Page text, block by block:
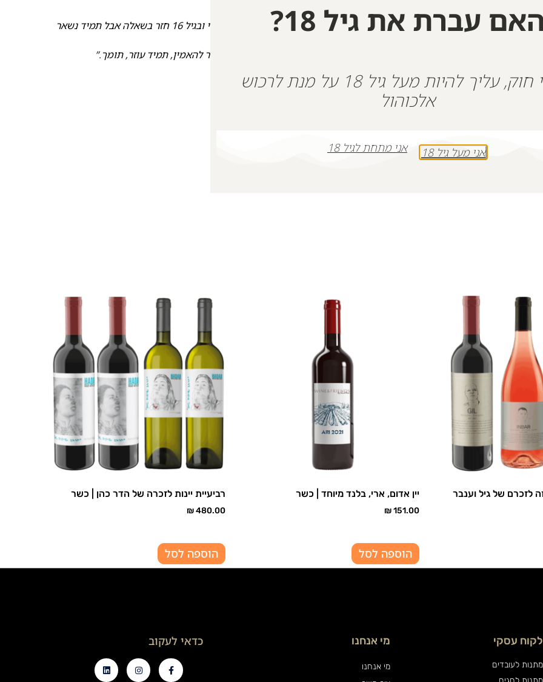
הותיר אמא, אבא, אחות וילד בן 4.
כשהיה צעיר, משפחתו חזרה בתשובה והוא התחנך בחינוך חרדי
ובגיל 16 חזר בשאלה אבל תמיד נשאר
ילד שמח עם נתינה אין סופית, עם אהבת זולת בצורה שאי אפשר להאמין, תמיד עוזר, תומך.”
73 במלאי
לזכרם של גיל וענבר יין אדום, ארי, בלנד מיוחד | כשר
₪151.00
הוספה לסל
רביעיית יינות לזכרה של הדר כהן | כשר
₪480.00
הוספה לסל
לקוח עסקי
מתנות לעובדים
מי אנחנו
מי אנחנו
כדאי לעקוב
עברת את גיל 18?
על פי חוק, עליך להיות מעל גיל 18 על מנת לרכוש
אלכוהול
אני מעל גיל 18 אני מתחת לגיל 18